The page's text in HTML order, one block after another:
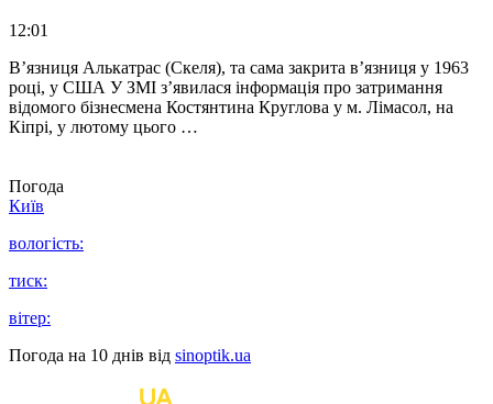
12:01
В’язниця Алькатрас (Скеля), та сама закрита в’язниця у 1963
році, у США У ЗМІ з’явилася інформація про затримання
відомого бізнесмена Костянтина Круглова у м. Лімасол, на
Кіпрі, у лютому цього …
Погода
Київ
вологість:
тиск:
вітер:
Погода на 10 днів від sinoptik.ua